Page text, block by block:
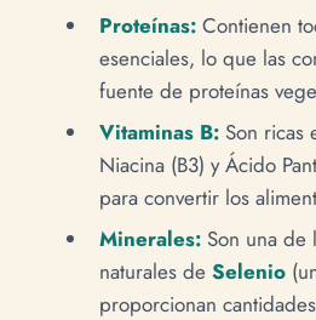
Proteínas: Contienen
esenciales, lo que las
fuente de proteínas
Vitaminas B: Son ricas
Niacina (B3) y Ácido
para convertir los
Minerales: Son una de
naturales de Selenio
proporcionan